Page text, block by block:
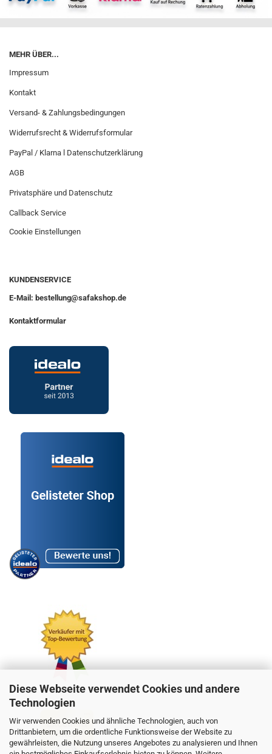
Diese Webseite verwendet Cookies und andere
Technologien
Wir verwenden Cookies und ähnliche Technologien, auch von
Drittanbietern, um die ordentliche Funktionsweise der Website zu
gewährleisten, die Nutzung unseres Angebotes zu analysieren und Ihnen
MEHR ÜBER...
Impressum
Kontakt
Versand- & Zahlungsbedingungen
Widerrufsrecht & Widerrufsformular
PayPal / Klarna l Datenschutzerklärung
AGB
Privatsphäre und Datenschutz
Callback Service
Cookie Einstellungen
KUNDENSERVICE
E-Mail: bestellung@safakshop.de
Kontaktformular